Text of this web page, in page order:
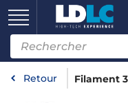
Retour Filament